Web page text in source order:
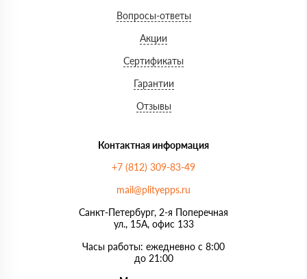
Вопросы-ответы
Акции
Сертификаты
Гарантии
Отзывы
Контактная информация
+7 (812) 309-83-49
mail@plityepps.ru
Санкт-Петербург, 2-я Поперечная
ул., 15А, офис 133
Часы работы: ежедневно с 8:00
до 21:00